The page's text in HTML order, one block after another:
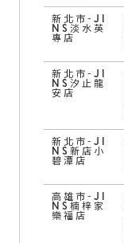
新北市-JI
NS淡水英
專店
新北市-JI
NS汐止龍
安店
新北市-JI
NS新店小
碧潭店
高雄市-JI
NS楠梓家
樂福店